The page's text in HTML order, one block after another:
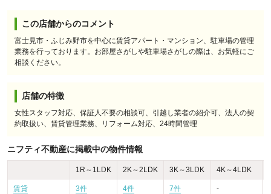
この店舗からのコメント
富士見市・ふじみ野市を中心に賃貸アパート・マンション、駐車場の管理
業務を行っております。お部屋さがしや駐車場さがしの際は、お気軽にご
相談ください。
店舗の特徴
女性スタッフ対応、保証人不要の相談可、引越し業者の紹介可、法人の契
約取扱い、賃貸管理業務、リフォーム対応、24時間管理
ニフティ不動産に掲載中の物件情報
1R～1LDK 2K～2LDK 3K～3LDK 4K～4LDK
賃貸 3件 4件 7件 -